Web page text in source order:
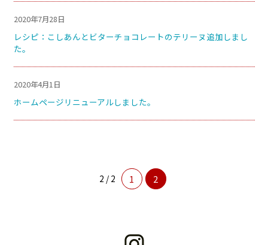
2020年7月28日
レシピ：こしあんとビターチョコレートのテリーヌ追加しまし
た。
2020年4月1日
ホームページリニューアルしました。
2 / 2 1 2